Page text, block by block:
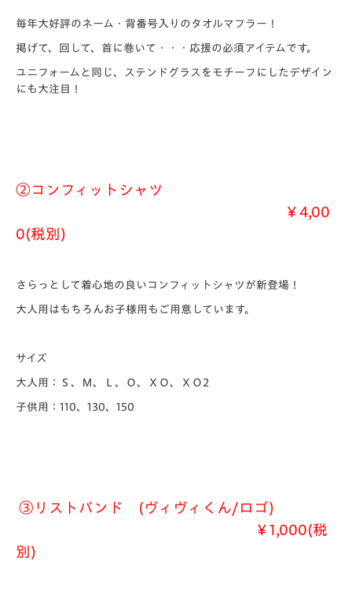
毎年大好評のネーム・背番号入りのタオルマフラー！
掲げて、回して、首に巻いて・・・応援の必須アイテムです。
ユニフォームと同じ、ステンドグラスをモチーフにしたデザイン
にも大注目！
②コンフィットシャツ
￥4,00
0(税別)
さらっとして着心地の良いコンフィットシャツが新登場！
大人用はもちろんお子様用もご用意しています。
サイズ
大人用：Ｓ、Ｍ、Ｌ、Ｏ、ＸＯ、ＸＯ2
子供用：110、130、150
③ リストバンド (ヴィヴィくん/ロゴ)
￥1,000(税
別)